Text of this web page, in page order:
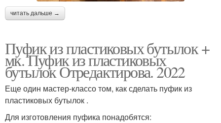
читать дальше →
Пуфик из пластиковых бутылок +
мк. Пуфик из пластиковых
бутылок Отредактирова. 2022
Еще один мастер-классо том, как сделать пуфик из
пластиковых бутылок .
Для изготовления пуфика понадобятся: